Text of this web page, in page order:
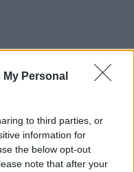
Personal
to third parties, or
information for
the below opt-out
note that after your